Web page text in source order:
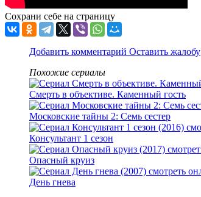
Сохрани себе на страницу
Добавить комментарий Оставить жалобу
Похожие сериалы
Смерть в объективе. Каменный гость
Московские тайны 2: Семь сестер
Консультант 1 сезон
Опасный круиз
День гнева